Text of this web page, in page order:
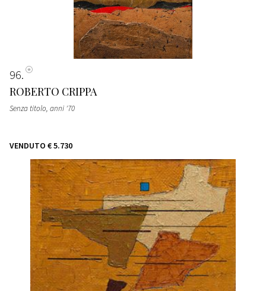
96
ROBERTO CRIPPA
Senza titolo, anni '70
VENDUTO € 5.730